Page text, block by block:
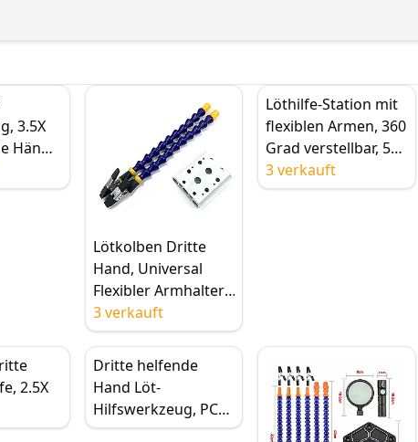
3.5X
Hände
Lötkolben Dritte
Hand, Universal
Flexibler Armhalter,
Schraubstock
Tischklemme,
Aluminiumlegierung
sbasis für
TS101/100 PINE64
3 verkauft
Löthilfe-Station mit
flexiblen Armen, 360
Grad verstellbar, 5
LED-Hilfsklemme,
Lupe zum Löten
3 verkauft
2.5X
Dritte helfende
Hand Löt-
Hilfswerkzeug, PCB-
Platinenhalter, 4